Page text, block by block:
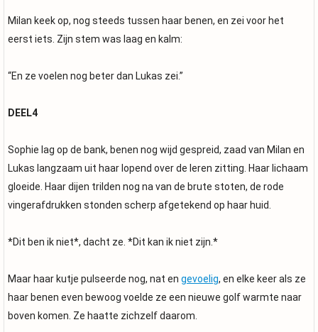
Milan keek op, nog steeds tussen haar benen, en zei voor het
eerst iets. Zijn stem was laag en kalm:
“En ze voelen nog beter dan Lukas zei.”
DEEL4
Sophie lag op de bank, benen nog wijd gespreid, zaad van Milan en
Lukas langzaam uit haar lopend over de leren zitting. Haar lichaam
gloeide. Haar dijen trilden nog na van de brute stoten, de rode
vingerafdrukken stonden scherp afgetekend op haar huid.
*Dit ben ik niet*, dacht ze. *Dit kan ik niet zijn.*
Maar haar kutje pulseerde nog, nat en gevoelig, en elke keer als ze
haar benen even bewoog voelde ze een nieuwe golf warmte naar
boven komen. Ze haatte zichzelf daarom.